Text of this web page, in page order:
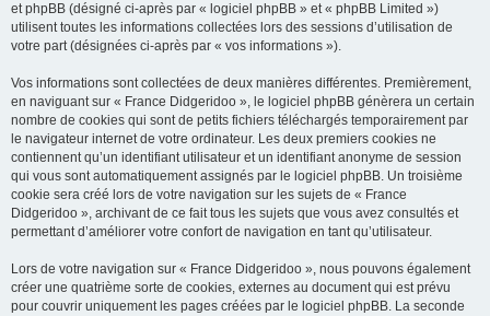
et phpBB (désigné ci-après par « logiciel phpBB » et « phpBB Limited »)
utilisent toutes les informations collectées lors des sessions d’utilisation de
votre part (désignées ci-après par « vos informations »).
Vos informations sont collectées de deux manières différentes. Premièrement,
en naviguant sur « France Didgeridoo », le logiciel phpBB génèrera un certain
nombre de cookies qui sont de petits fichiers téléchargés temporairement par
le navigateur internet de votre ordinateur. Les deux premiers cookies ne
contiennent qu’un identifiant utilisateur et un identifiant anonyme de session
qui vous sont automatiquement assignés par le logiciel phpBB. Un troisième
cookie sera créé lors de votre navigation sur les sujets de « France
Didgeridoo », archivant de ce fait tous les sujets que vous avez consultés et
permettant d’améliorer votre confort de navigation en tant qu’utilisateur.
Lors de votre navigation sur « France Didgeridoo », nous pouvons également
créer une quatrième sorte de cookies, externes au document qui est prévu
pour couvrir uniquement les pages créées par le logiciel phpBB. La seconde